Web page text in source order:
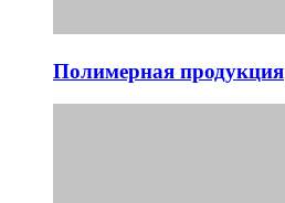
Полимерная продукция